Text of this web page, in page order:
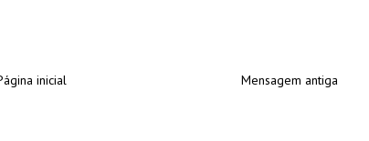
Mensagem antiga
inicial